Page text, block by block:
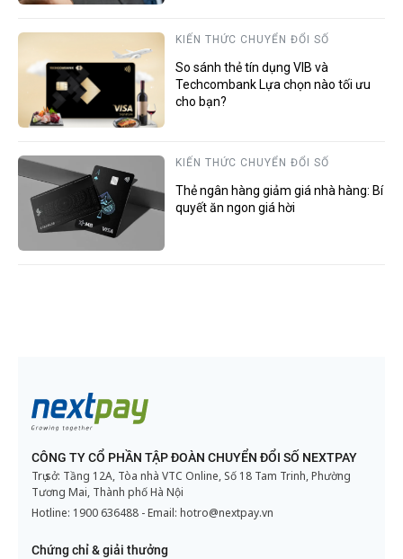
KIẾN THỨC CHUYỂN ĐỔI SỐ
So sánh thẻ tín dụng VIB và
Techcombank Lựa chọn nào tối ưu
cho bạn?
KIẾN THỨC CHUYỂN ĐỔI SỐ
Thẻ ngân hàng giảm giá nhà hàng: Bí
quyết ăn ngon giá hời
CÔNG TY CỔ PHẦN TẬP ĐOÀN CHUYỂN ĐỔI SỐ NEXTPAY
Trụ sở: Tầng 12A, Tòa nhà VTC Online, Số 18 Tam Trinh, Phường
Tương Mai, Thành phố Hà Nội
Hotline: 1900 636488 - Email: hotro@nextpay.vn
Chứng chỉ & giải thưởng